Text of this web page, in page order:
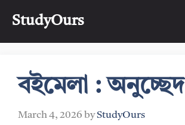
StudyOurs
বইমেলা : অনুচ্ছেদ
March 4, 2026 byStudyOurs